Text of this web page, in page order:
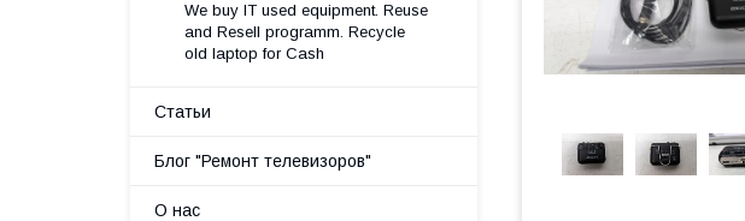
We buy IT used equipment. Reuse
and Resell programm. Recycle
old laptop for Cash
Статьи
Блог "Ремонт телевизоров"
О нас